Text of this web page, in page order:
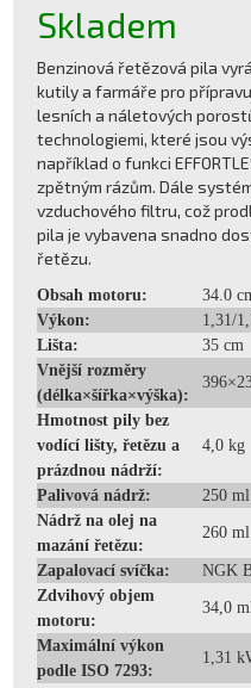
Skladem
Benzinová řetězová pila
kutily a farmáře pro
lesních a náletových
technologiemi, které jsou
například o funkci
zpětným rázům. Dále
vzduchového filtru, což
pila je vybavena snadno
řetězu.
Obsah motoru:
34.0
Výkon:
1,31/
Lišta:
35 cm
Vnější rozměry
(délka×šířka×výška):
Hmotnost pily bez
vodící lišty, řetězu a
prázdnou nádrží:
4,0 kg
Palivová nádrž:
250 ml
Nádrž na olej na
mazání řetězu:
260 ml
Zapalovací svíčka:
NGK
Zdvihový objem
motoru:
34,0
Maximální výkon
podle ISO 7293:
1,31